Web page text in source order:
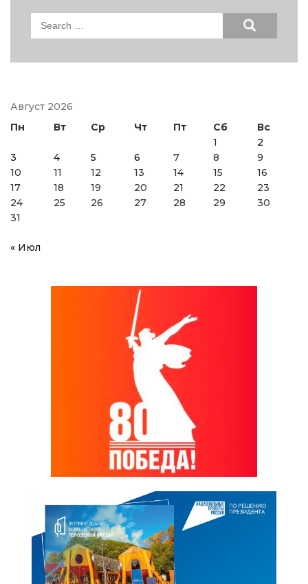
Search
Август 2026
Пн
Вт Ср Чт Пт Сб
Вс
1
2
3
4 5 6 7 8
9
10
11 12 13 14 15
16
17
18 19 20 21 22
23
24
25 26 27 28 29
30
31
« Июл